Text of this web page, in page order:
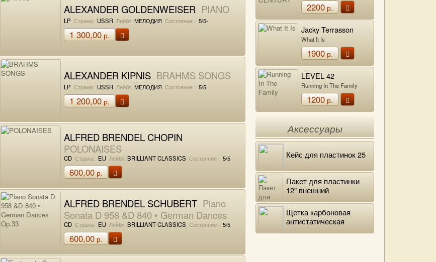
ALEXANDER GOLDENWEISER PIANO
LP Страна: USSR Лейбл: МЕЛОДИЯ Состояние : 5/5-
1 300,00р.
ALEXANDER KIPNIS BRAHMS SONGS
LP Страна: USSR Лейбл: МЕЛОДИЯ Состояние : 5/5
1 200,00р.
ALFRED BRENDEL CHOPIN
POLONAISES
CD Страна: EU Лейбл: BRILLIANT CLASSICS Состояние : 5/5
600,00р.
ALFRED BRENDEL SCHUBERT Piano
Sonata D 958 &D 840 • German Dances
Op.33
CD Страна: EU Лейбл: BRILLIANT CLASSICS Состояние : 5/5
600,00р.
2200р.
Jacky Terrasson
What It Is
1900р.
LEVEL 42
Running In The Family
1200р.
Аксессуары
Кейс для пластинок 25
Пакет для пластинки
12" внешний
Щетка карбоновая
антистатическая